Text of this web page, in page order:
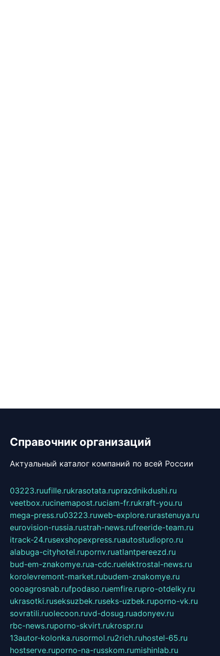
Справочник организаций
Актуальный каталог компаний по всей России
03223.ruufille.rukrasotata.ruprazdnikdushi.ru
veetbox.rucinemapost.ruciam-fr.rukraft-you.ru
mega-press.ru03223.ruweb-explore.rurastenuya.ru
eurovision-russia.rustrah-news.rufreeride-team.ru
itrack-24.rusexshopexpress.ruautostudiopro.ru
alabuga-cityhotel.rupornv.ruatlantpereezd.ru
bud-em-znakomye.rua-cdc.ruelektrostal-news.ru
korolevremont-market.rubudem-znakomye.ru
oooagrosnab.rufpodaso.ruemfire.rupro-otdelky.ru
ukrasotki.ruseksuzbek.ruseks-uzbek.ruporno-vk.ru
sovratili.ruolecoon.ruvd-dosug.ruadonyev.ru
rbc-news.ruporno-skvirt.rukrospr.ru
13autor-kolonka.rusormol.ru2rich.ruhostel-65.ru
hostserve.ruporno-na-russkom.rumishinlab.ru